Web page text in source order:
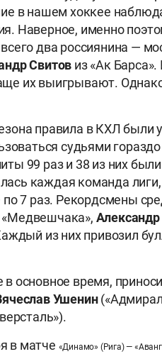
в нашем хоккее
Наверное, именно
два россиянина —
Свитов из «Ак
их выигрывают.
правила в КХЛ были
судьями
99 раз и 38 из них
каждая команда
7 раз. Рекордсмены
«Медвешчака»,
из них привозил
основное время,
Ушенин
в матче «Динамо» (Рига) —